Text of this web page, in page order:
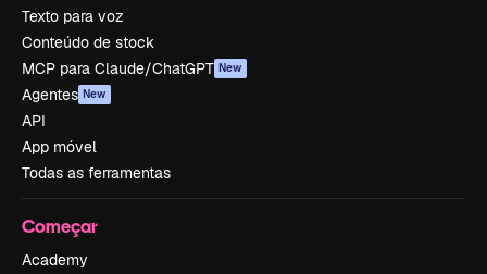
Texto para voz
Conteúdo de stock
MCP para Claude/ChatGPT New
Agentes New
API
App móvel
Todas as ferramentas
Começar
Academy